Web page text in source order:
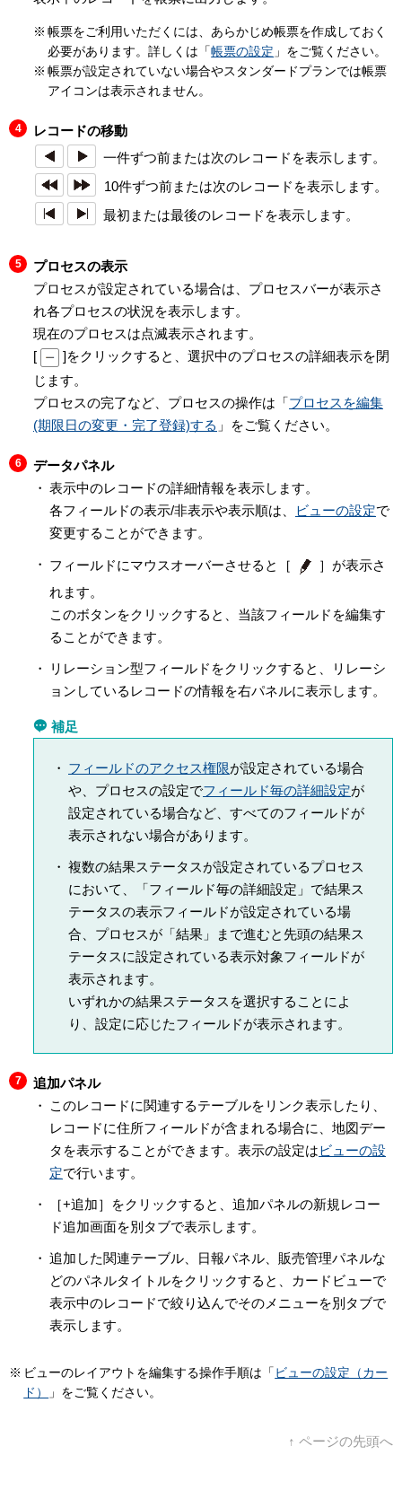
帳票をご利用いただくには、あらかじめ帳票を作成しておく
必要があります。詳しくは「帳票の設定 」をご覧ください。
帳票が設定されていない場合やスタンダードプランでは帳票
アイコンは表示されません。
レコードの移動
一件ずつ前または次のレコードを表示します。
10件ずつ前または次のレコードを表示します。
最初または最後のレコードを表示します。
プロセスの表示
プロセスが設定されている場合は、プロセスバーが表示さ
れ各プロセスの状況を表示します。
現在のプロセスは点滅表示されます。
[
]をクリックすると、選択中のプロセスの詳細表示を閉
じます。
プロセスの完了など、プロセスの操作は「プロセスを編集
(期限日の変更・完了登録)する 」をご覧ください。
データパネル
表示中のレコードの詳細情報を表示します。
各フィールドの表示/非表示や表示順は、
ビューの設定で
変更することができます。
フィールドにマウスオーバーさせると［
］が表示さ
れます。
このボタンをクリックすると、当該フィールドを編集す
ることができます。
リレーション型フィールドをクリックすると、リレーシ
ョンしているレコードの情報を右パネルに表示します。
補足
フィールドのアクセス権限が設定されている場合
や、プロセスの設定でフィールド毎の詳細設定が
設定されている場合など、すべてのフィールドが
表示されない場合があります。
複数の結果ステータスが設定されているプロセス
において、「フィールド毎の詳細設定」で結果ス
テータスの表示フィールドが設定されている場
合、プロセスが「結果」まで進むと先頭の結果ス
テータスに設定されている表示対象フィールドが
表示されます。
いずれかの結果ステータスを選択することによ
り、設定に応じたフィールドが表示されます。
追加パネル
このレコードに関連するテーブルをリンク表示したり、
レコードに住所フィールドが含まれる場合に、地図デー
タを表示することができます。表示の設定はビューの設
定で行います。
［+追加］をクリックすると、追加パネルの新規レコー
ド追加画面を別タブで表示します。
追加した関連テーブル、日報パネル、販売管理パネルな
どのパネルタイトルをクリックすると、カードビューで
表示中のレコードで絞り込んでそのメニューを別タブで
表示します。
ビューのレイアウトを編集する操作手順は「 ビューの設定（カー
ド）
」をご覧ください。
↑ ページの先頭へ